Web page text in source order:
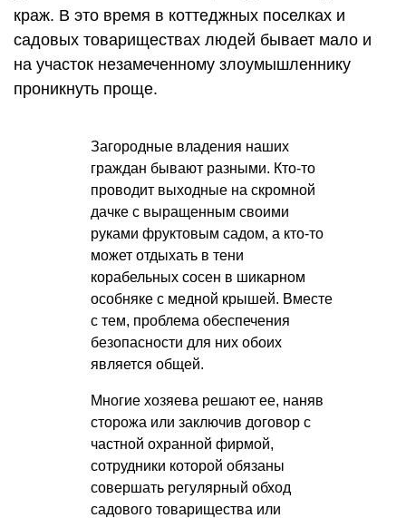
краж. В это время в коттеджных поселках и
садовых товариществах людей бывает мало и
на участок незамеченному злоумышленнику
проникнуть проще.
Загородные владения наших
граждан бывают разными. Кто-то
проводит выходные на скромной
дачке с выращенным своими
руками фруктовым садом, а кто-то
может отдыхать в тени
корабельных сосен в шикарном
особняке с медной крышей. Вместе
с тем, проблема обеспечения
безопасности для них обоих
является общей.
Многие хозяева решают ее, наняв
сторожа или заключив договор с
частной охранной фирмой,
сотрудники которой обязаны
совершать регулярный обход
садового товарищества или